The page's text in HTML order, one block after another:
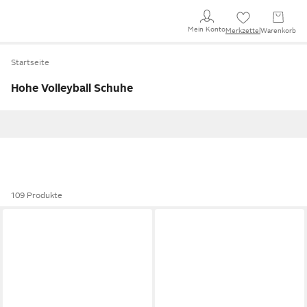
Mein KontoMerkzettel Warenkorb
Startseite
Hohe Volleyball Schuhe
109 Produkte